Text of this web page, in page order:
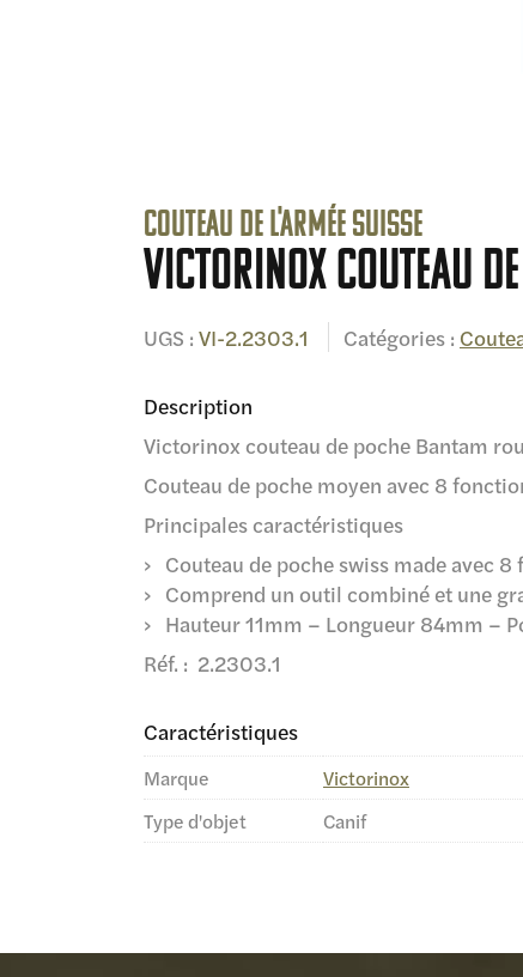
Couteau de l'armée suisse
Victorinox couteau
UGS : VI-2.2303.1 Catégories :
Description
Victorinox couteau de poche Bantam
Couteau de poche moyen avec 8
Principales caractéristiques
Couteau de poche swiss made avec
Comprend un outil combiné et une
Hauteur 11mm – Longueur 84mm –
Réf. : 2.2303.1
Caractéristiques
Marque
Victorinox
Type d'objet
Canif